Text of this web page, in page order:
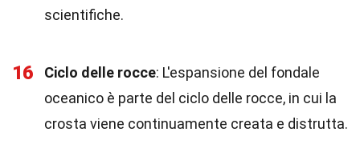
scientifiche.
16 Ciclo delle rocce: L'espansione del fondale
oceanico è parte del ciclo delle rocce, in cui la
crosta viene continuamente creata e distrutta.